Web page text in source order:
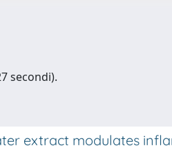
secondi).
extract modulates